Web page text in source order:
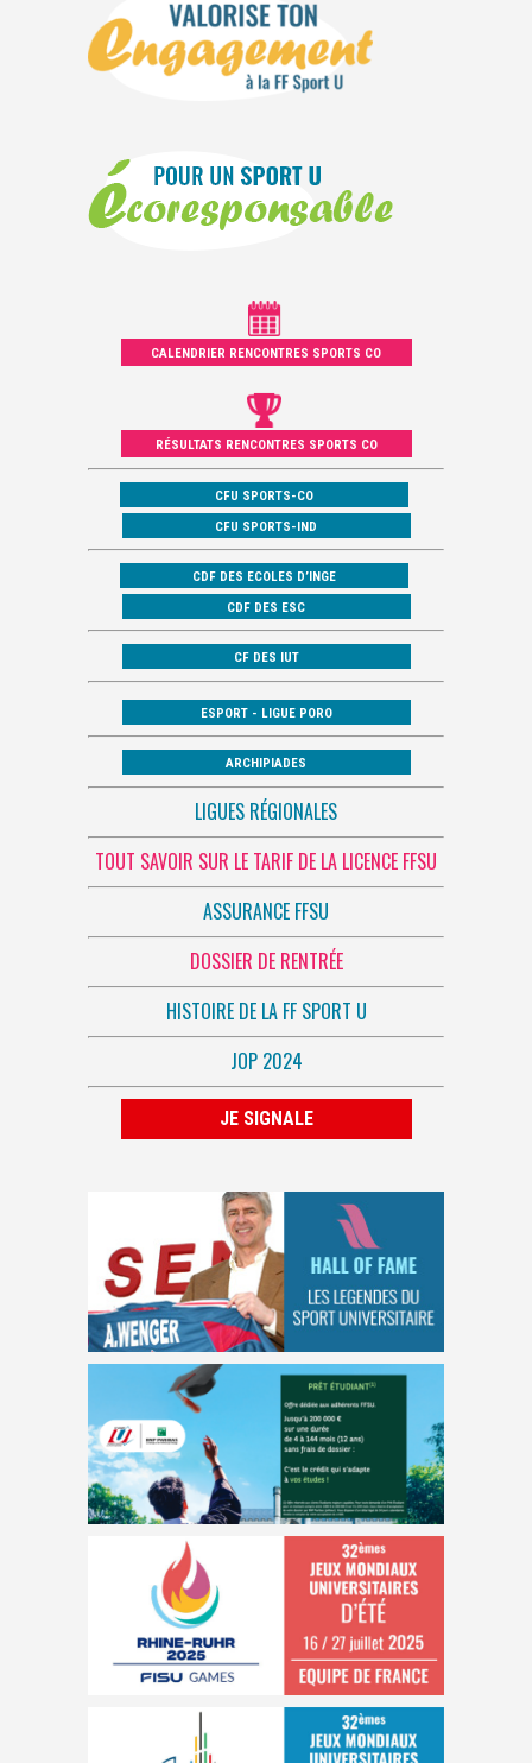
CALENDRIER RENCONTRES SPORTS CO
RÉSULTATS RENCONTRES SPORTS CO
CFU SPORTS-CO
CFU SPORTS-IND
CDF DES ECOLES D’INGE
CDF DES ESC
CF DES IUT
ESPORT - LIGUE PORO
ARCHIPIADES
LIGUES RÉGIONALES
TOUT SAVOIR SUR LE TARIF DE LA LICENCE FFSU
ASSURANCE FFSU
DOSSIER DE RENTRÉE
HISTOIRE DE LA FF SPORT U
JOP 2024
JE SIGNALE